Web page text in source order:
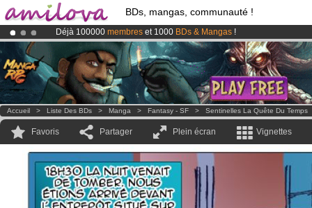
BDs, mangas, communauté !
Déjà 100000 membres et 1000 BDs & Mangas !
Abonnement premium: à partir de3.95 eurospar mois !Clique ici
LeKickstarter Amilova est désormais lancé
Accueil > Liste Des BDs > Manga > Fantasy - SF > Sentinelles La Quête Du Temps
Favoris Partager Plein écran Vignettes